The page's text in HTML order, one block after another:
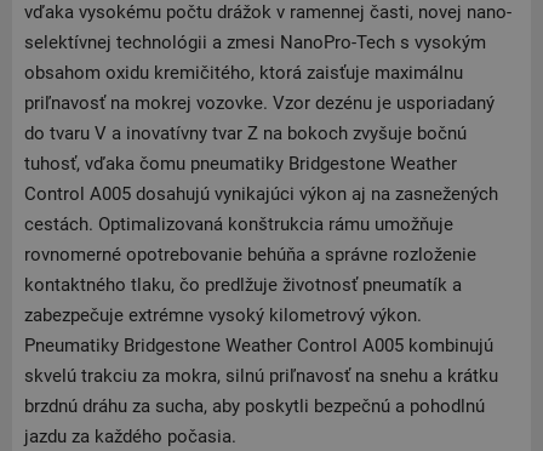
vďaka vysokému počtu drážok v ramennej časti, novej nano-
selektívnej technológii a zmesi NanoPro-Tech s vysokým
obsahom oxidu kremičitého, ktorá zaisťuje maximálnu
priľnavosť na mokrej vozovke. Vzor dezénu je usporiadaný
do tvaru V a inovatívny tvar Z na bokoch zvyšuje bočnú
tuhosť, vďaka čomu pneumatiky Bridgestone Weather
Control A005 dosahujú vynikajúci výkon aj na zasnežených
cestách. Optimalizovaná konštrukcia rámu umožňuje
rovnomerné opotrebovanie behúňa a správne rozloženie
kontaktného tlaku, čo predlžuje životnosť pneumatík a
zabezpečuje extrémne vysoký kilometrový výkon.
Pneumatiky Bridgestone Weather Control A005 kombinujú
skvelú trakciu za mokra, silnú priľnavosť na snehu a krátku
brzdnú dráhu za sucha, aby poskytli bezpečnú a pohodlnú
jazdu za každého počasia.